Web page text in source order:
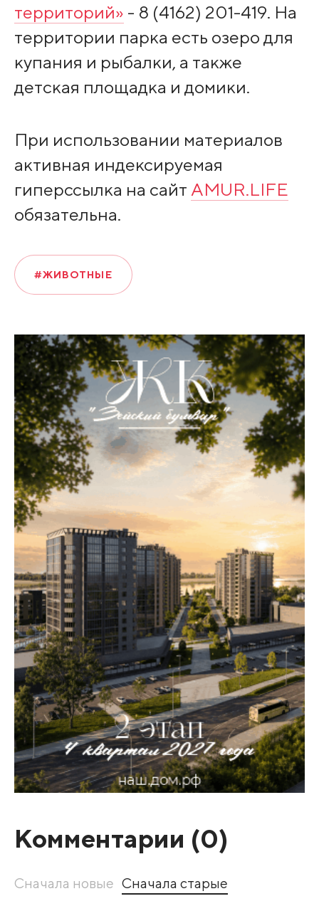
территорий» - 8 (4162) 201-419. На
территории парка есть озеро для
купания и рыбалки, а также
детская площадка и домики.
При использовании материалов
активная индексируемая
гиперссылка на сайт AMUR.LIFE
обязательна.
#ЖИВОТНЫЕ
Комментарии (0)
Сначала новые Сначала старые